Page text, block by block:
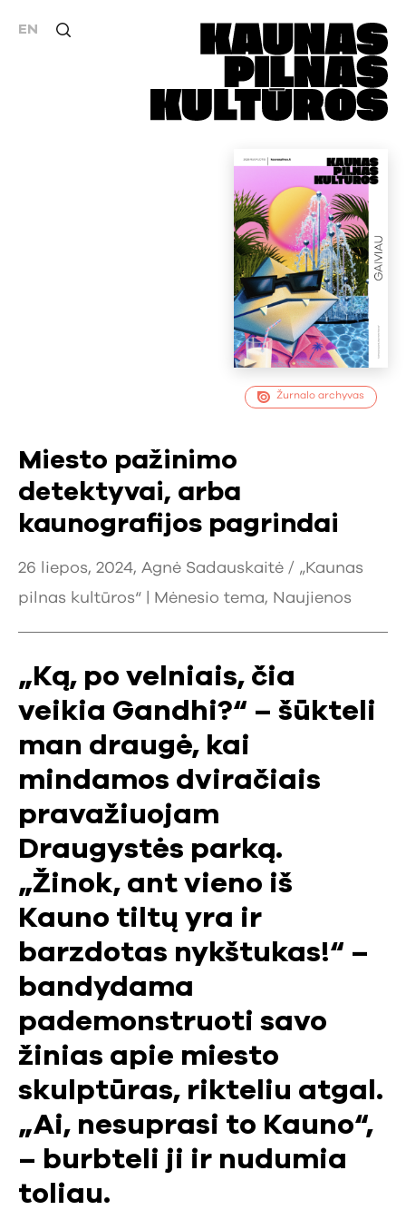
EN
Žurnalo archyvas
Miesto pažinimo
detektyvai, arba
kaunografijos pagrindai
26 liepos, 2024, Agnė Sadauskaitė / „Kaunas
pilnas kultūros“ |
Mėnesio tema, Naujienos
„Ką, po velniais, čia
veikia Gandhi?“ – šūkteli
man draugė, kai
mindamos dviračiais
pravažiuojam
Draugystės parką.
„Žinok, ant vieno iš
Kauno tiltų yra ir
barzdotas nykštukas!“ –
bandydama
pademonstruoti savo
žinias apie miesto
skulptūras, rikteliu atgal.
„Ai, nesuprasi to Kauno“,
– burbteli ji ir nudumia
toliau.